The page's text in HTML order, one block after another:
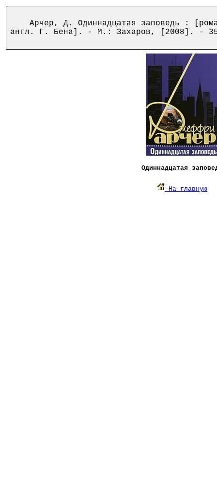
Арчер, Д. Одиннадцатая заповедь :
англ. Г. Бена]. - М.: Захаров, [2008]. -
Одиннадцатая
На главную